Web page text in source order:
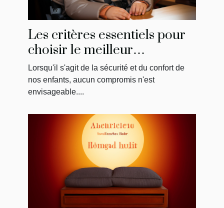
Les critères essentiels pour
choisir le meilleur
réhausseur de chaise pour
votre enfant
Lorsqu'il s'agit de la sécurité et du confort de
nos enfants, aucun compromis n'est
envisageable....